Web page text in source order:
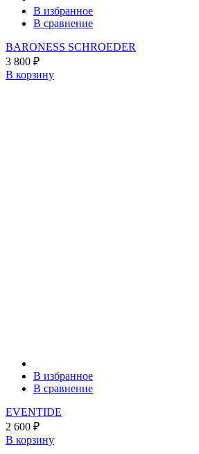
В избранное
В сравнение
BARONESS SCHROEDER
3 800 ₽
В корзину
В избранное
В сравнение
EVENTIDE
2 600 ₽
В корзину